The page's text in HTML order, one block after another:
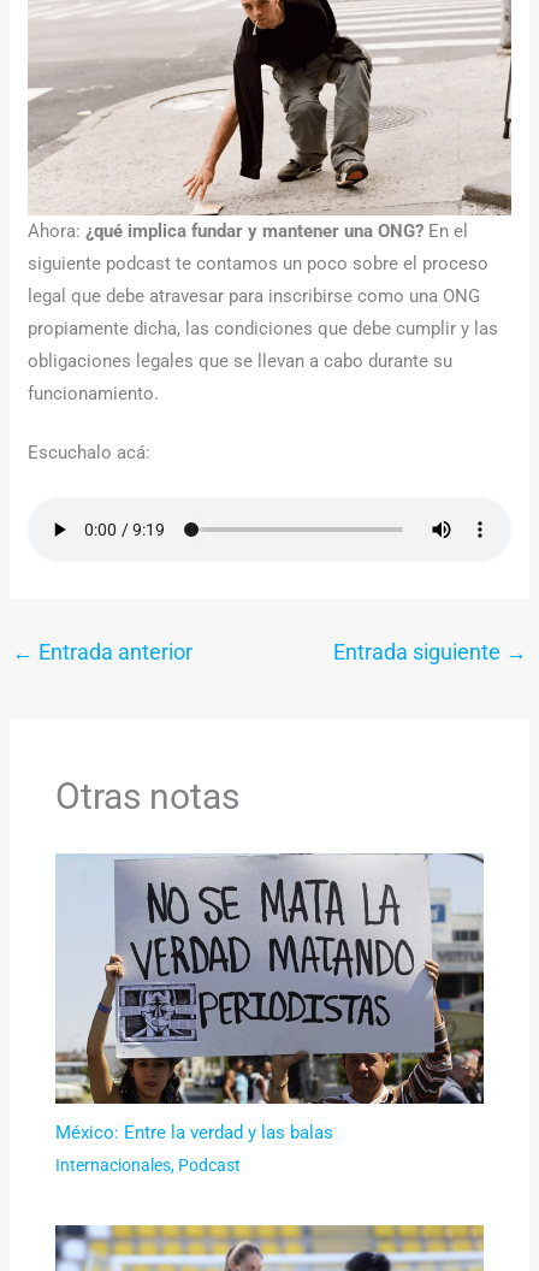
Ahora:¿qué implica fundar y mantener una ONG? En el
siguiente podcast te contamos un poco sobre el proceso
legal que debe atravesar para inscribirse como una ONG
propiamente dicha, las condiciones que debe cumplir y las
obligaciones legales que se llevan a cabo durante su
funcionamiento.
Escuchalo acá:
← Entrada anterior Entrada siguiente →
Otras notas
México: Entre la verdad y las balas
Internacionales, Podcast